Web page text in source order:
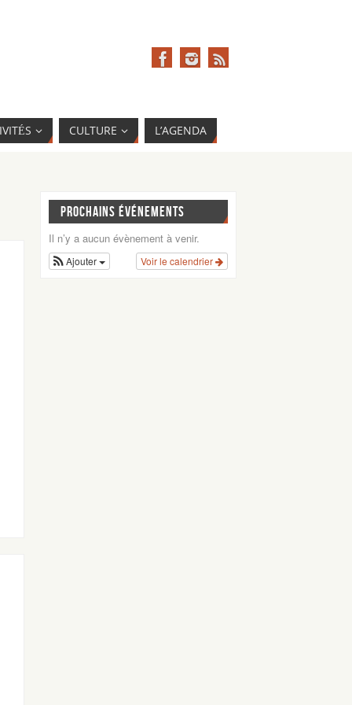
CULTURE L’AGENDA
PROCHAINS ÉVÉNEMENTS
Il n’y a aucun évènement à venir.
Voir le calendrier
Ajouter